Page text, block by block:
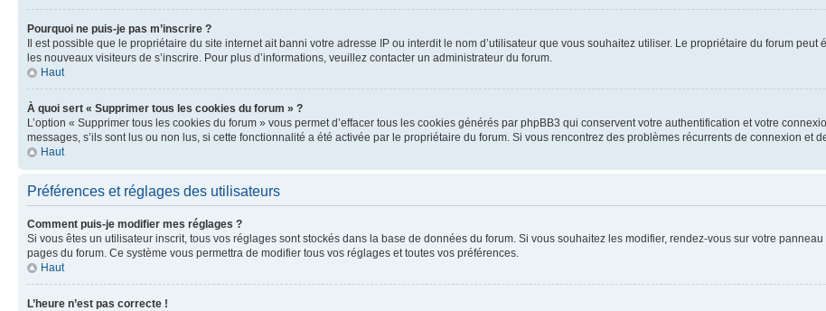
Pourquoi ne puis-je pas m’inscrire ?
Il est possible que le propriétaire du site internet ait banni votre adresse IP ou interdit le nom d’utilisateur que vous souhaitez utiliser. Le propriétaire du forum
les nouveaux visiteurs de s’inscrire. Pour plus d’informations, veuillez contacter un administrateur du forum.
Haut
À quoi sert « Supprimer tous les cookies du forum » ?
L’option « Supprimer tous les cookies du forum » vous permet d’effacer tous les cookies générés par phpBB3 qui conservent votre authentification et votre
messages, s’ils sont lus ou non lus, si cette fonctionnalité a été activée par le propriétaire du forum. Si vous rencontrez des problèmes récurrents de connexion et
Haut
Préférences et réglages des utilisateurs
Comment puis-je modifier mes réglages ?
Si vous êtes un utilisateur inscrit, tous vos réglages sont stockés dans la base de données du forum. Si vous souhaitez les modifier, rendez-vous sur votre
pages du forum. Ce système vous permettra de modifier tous vos réglages et toutes vos préférences.
Haut
L’heure n’est pas correcte !